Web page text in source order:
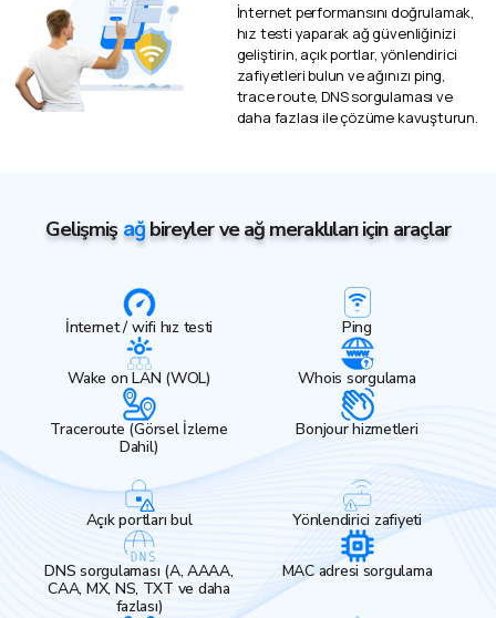
İnternet performansını doğrulamak,
hız testi yaparak ağ güvenliğinizi
geliştirin, açık portlar, yönlendirici
zafiyetleri bulun ve ağınızı ping,
trace route, DNS sorgulaması ve
daha fazlası ile çözüme kavuşturun.
Gelişmiş ağ bireyler ve ağ meraklıları için araçlar
İnternet / wifi hız testi Ping
Wake on LAN (WOL) Whois sorgulama
Traceroute (Görsel İzleme
Dahil)
Bonjour hizmetleri
Açık portları bul Yönlendirici zafiyeti
DNS sorgulaması (A, AAAA,
CAA, MX, NS, TXT ve daha
fazlası)
MAC adresi sorgulama